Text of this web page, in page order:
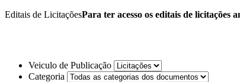
Editais de LicitaçõesPara ter acesso os editais de licitações
Veiculo de Publicação
Categoria